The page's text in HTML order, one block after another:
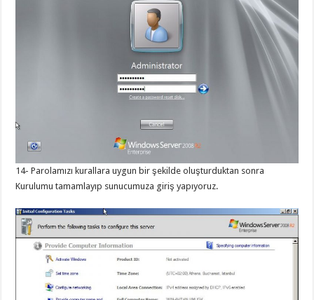
14- Parolamızı kurallara uygun bir şekilde oluşturduktan sonra
Kurulumu tamamlayıp sunucumuza giriş yapıyoruz.